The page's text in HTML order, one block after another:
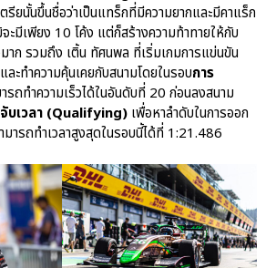
EV รุ่นแรก พร้อมเปิดตัวกันยายน
นี้
ปอร์เช่ เอเอเอสฯ ยกประสบการณ์
Porsche สู่ Central Northville ใน
งาน AAS Roadshow พร้อมข้อ
เสนอพิเศษ Mid-Year 2026
เบนท์ลีย์ แบงค็อก ส่งมอบองค์
อย่างปลอดภัยในงาน
Extraordinary Chauffeur
Training 2026
Porsche Centre Pattanakarn
เชื่อมโยง Porsche Community
ผ่าน The Big Screen Speed: AAS
รียนั้นขึ้นชื่อว่าเป็นแทร็กที่มีความยากและมีคาแร็ก
ะมีเพียง 10 โค้ง แต่ก็สร้างความท้าทายให้กับ
าก รวมถึง เติ้น ทัศนพล ที่เริ่มเกมการแข่นขัน
ะทำความคุ้นเคยกับสนามโดยในรอบการ
รถทำความเร็วได้ในอันดับที่ 20 ก่อนลงสนาม
จับเวลา (Qualifying) เพื่อหาลำดับในการออก
ารถทำเวลาสูงสุดในรอบนี้ได้ที่ 1:21.486